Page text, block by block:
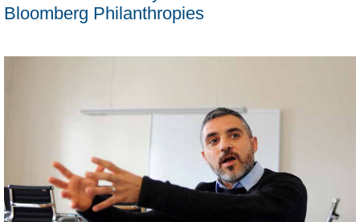
Bloomberg Philanthropies